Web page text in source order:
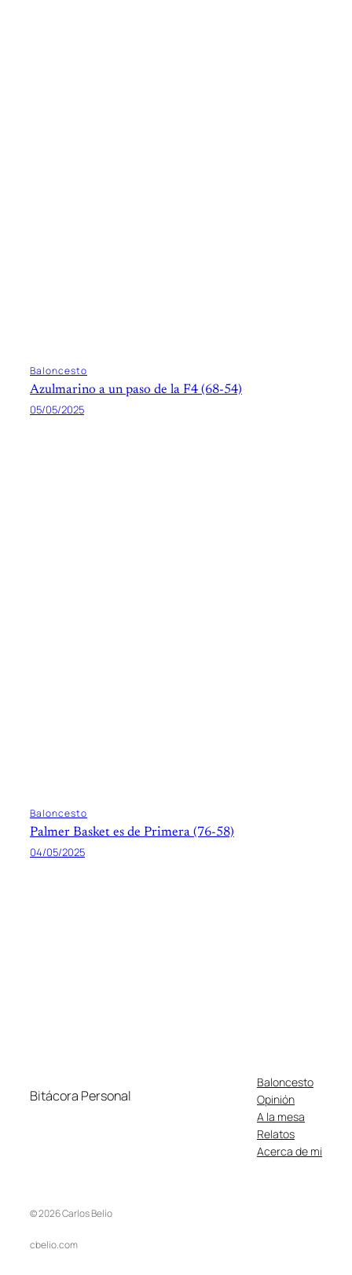
Baloncesto
Azulmarino a un paso de la F4 (68-54)
05/05/2025
Baloncesto
Palmer Basket es de Primera (76-58)
04/05/2025
Bitácora Personal
Baloncesto
Opinión
A la mesa
Relatos
Acerca de mi
© 2026 Carlos Belío
cbelio.com